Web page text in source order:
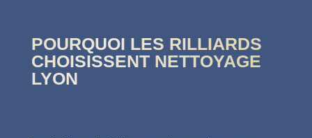
POURQUOI LES RILLIARDS
CHOISISSENT NETTOYAGE
LYON